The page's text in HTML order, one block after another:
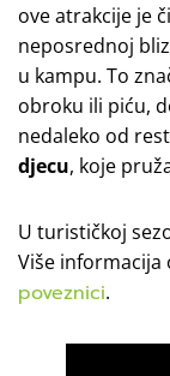
ove atrakcije je
neposrednoj
u kampu. To
obroku ili piću,
nedaleko od
djecu, koje
U turističkoj
Više informacija
poveznici.